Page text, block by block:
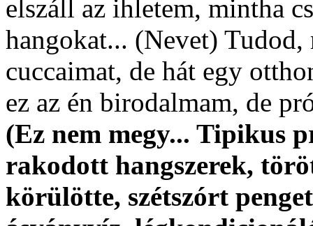
elszáll az ihletem, mintha
hangokat... (Nevet)
cuccaimat, de hát egy
ez az én birodalmam, de
(Ez nem megy... Tipikus
rakodott hangszerek,
körülötte, szétszórt